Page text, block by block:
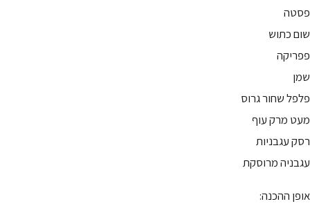
פסטה
שום כתוש
פפריקה
שמן
פלפל שחור גרוס
מעט מרק עוף
רסק עגבניות
עגבניה מרוסקת
אופן ההכנה: